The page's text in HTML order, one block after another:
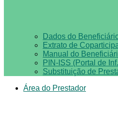
Dados do
Extrato de
Manual do
PIN-ISS (Portal de
Substituição de
Área do Prestador